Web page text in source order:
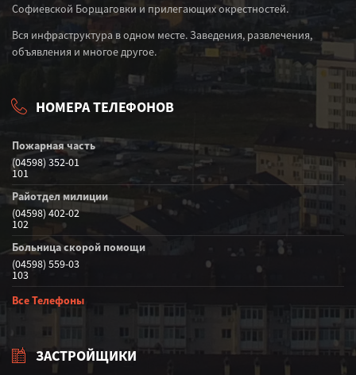
Софиевской Борщаговки и прилегающих окрестностей.
Вся инфраструктура в одном месте. Заведения, развлечения,
объявления и многое другое.
НОМЕРА ТЕЛЕФОНОВ
Пожарная часть
(04598) 352-01
101
Райотдел милиции
(04598) 402-02
102
Больница скорой помощи
(04598) 559-03
103
Все Телефоны
ЗАСТРОЙЩИКИ